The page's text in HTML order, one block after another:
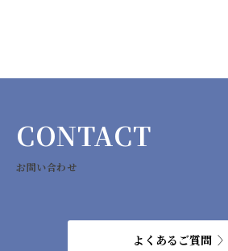
CONTACT
お問い合わせ
よくあるご質問